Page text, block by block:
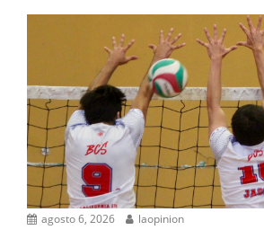
agosto 6, 2026 laopinion